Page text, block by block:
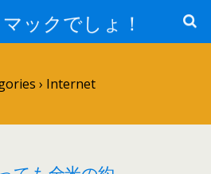
ックでしょ！
› Internet